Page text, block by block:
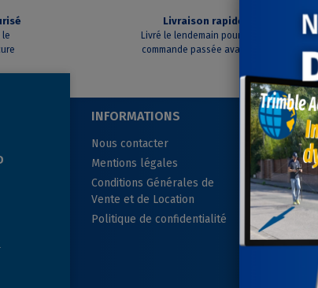
le
Livraison rapide
Livré le lendemain pour toute
commande passée avant 14h
INFORMATIONS
Nous contacter
Mentions légales
Conditions Générales de
Vente et de Location
Politique de confidentialité